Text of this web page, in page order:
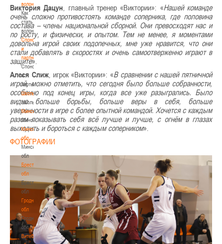
волонтером
Как
стать
волонтером
Спонсоры
и
партнеры
Спонсоры
и
партнеры
Школы
Школы
Минск
Минск
Минская
обл
Минская
обл
Брестская
обл
Брестская
обл
Гродненская
обл
Гродненская
обл
Витебская
Виктория Дацун , главный тренер «Виктории»: «Нашей команде
очень сложно противостоять команде соперника, где половина
состава – члены национальной сборной. Они превосходят нас и
по росту, и физически, и опытом. Тем не менее, я моментами
довольна игрой своих подопечных, мне уже нравится, что они
стали добавлять в скоростях и очень самоотверженно играют в
защите».
Алеся Слиж, игрок «Виктории»: «В сравнении с нашей пятничной
игрой, можно отметить, что сегодня было больше собранности,
особенно под конец игры, когда все уже разыгрались. Было
видно больше борьбы, больше веры в себя, больше
уверенности в игре с более опытной командой. Хочется с каждым
разом показывать себя всё лучше и лучше, с огнём в глазах
выходить и бороться с каждым соперником».
ФОТОГРАФИИ